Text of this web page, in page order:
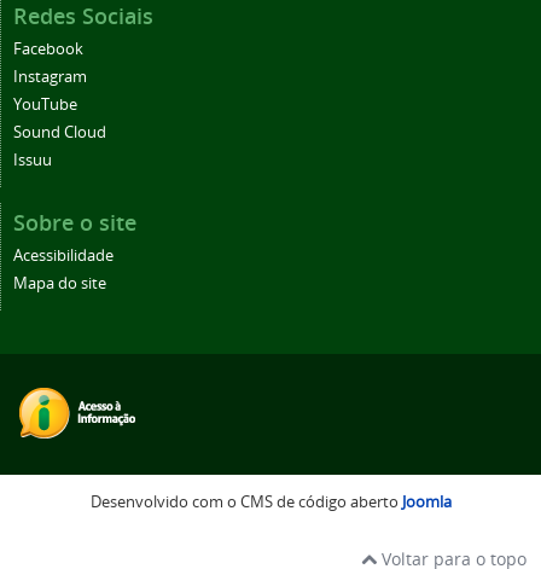
Redes Sociais
Facebook
Instagram
YouTube
Sound Cloud
Issuu
Sobre o site
Acessibilidade
Mapa do site
Desenvolvido com o CMS de código aberto Joomla
Voltar para o topo